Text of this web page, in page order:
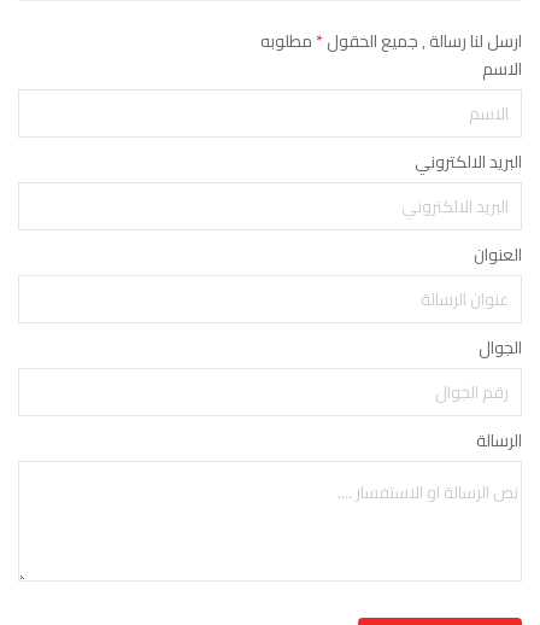
ارسل لنا رسالة , جميع الحقول*مطلوبه
الاسم
البريد الالكتروني
العنوان
الجوال
الرسالة